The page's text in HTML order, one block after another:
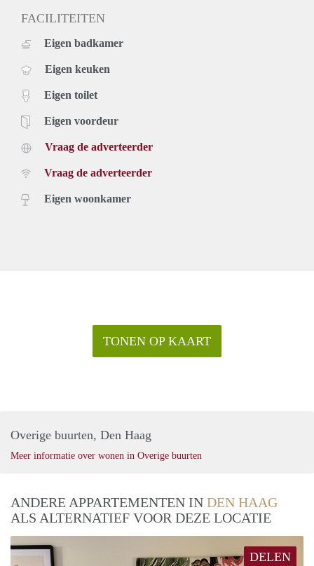
FACILITEITEN
Eigen badkamer
Eigen keuken
Eigen toilet
Eigen voordeur
Vraag de adverteerder
Vraag de adverteerder
Eigen woonkamer
TONEN OP KAART
Overige buurten, Den Haag
Meer informatie over wonen in Overige buurten
ANDERE APPARTEMENTEN IN DEN HAAG
ALS ALTERNATIEF VOOR DEZE LOCATIE
DELEN